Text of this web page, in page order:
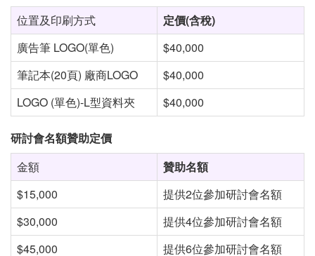
位置及印刷方式
定價(含稅)
廣告筆 LOGO(單色)
$40,000
筆記本(20頁) 廠商LOGO
$40,000
LOGO (單色)-L型資料夾
$40,000
研討會名額贊助定價
金額
贊助名額
$15,000
提供2位參加研討會名額
$30,000
提供4位參加研討會名額
$45,000
提供6位參加研討會名額